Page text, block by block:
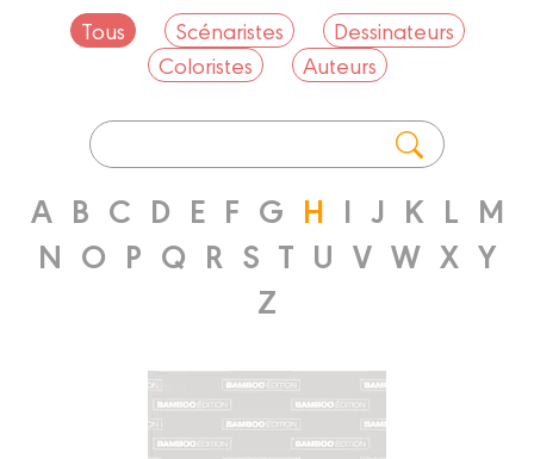
Tous Scénaristes
Dessinateurs
Coloristes
Auteurs
A B C D E F G H I J K L M
N O P Q R S T U V W X Y
Z
Coloriste
AFROULA